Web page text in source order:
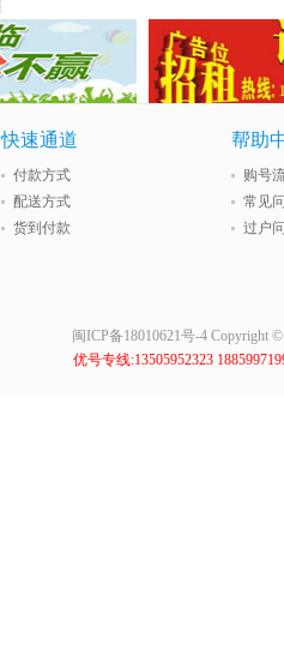
快速通道
付款方式
配送方式
货到付款
帮助
购号
常见
过户
闽ICP备18010621号-4 Copyright
优号专线:13505952323